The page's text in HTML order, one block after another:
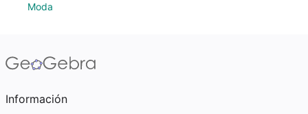
Moda
Información